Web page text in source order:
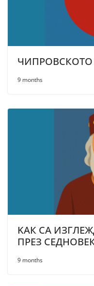
ЧИПРОВСКОТО
9 months
KAК СА
ПРЕЗ
9 months